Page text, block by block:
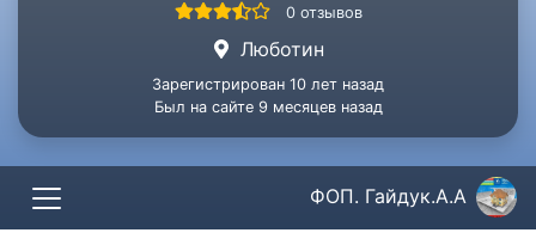
0 отзывов
Люботин
Зарегистрирован 10 лет назад
Был на сайте 9 месяцев назад
ФОП. Гайдук.А.А